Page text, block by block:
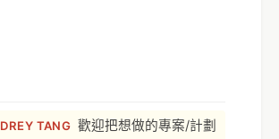
TANG 歡迎把想做的專案/計劃